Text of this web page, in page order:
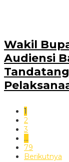
Wakil
Audiensi
1
2
3
…
79
Berikutnya